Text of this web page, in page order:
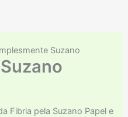
Suzano
Fibria pela Suzano Papel e